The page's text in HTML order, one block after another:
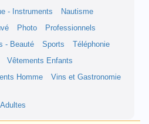
- Instruments
Nautisme
Photo
Professionnels
- Beauté Sports
Téléphonie
Vêtements Enfants
Homme Vins et Gastronomie
Adultes